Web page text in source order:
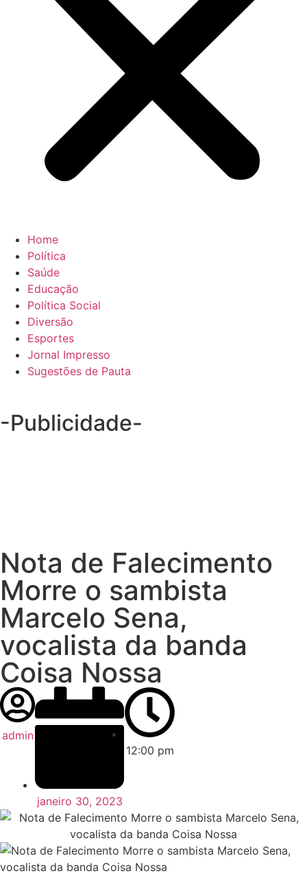
Home
Política
Saúde
Educação
Política Social
Diversão
Esportes
Jornal Impresso
Sugestões de Pauta
-Publicidade-
Nota de Falecimento
Morre o sambista
Marcelo Sena,
vocalista da banda
Coisa Nossa
admin
janeiro 30, 2023
12:00 pm